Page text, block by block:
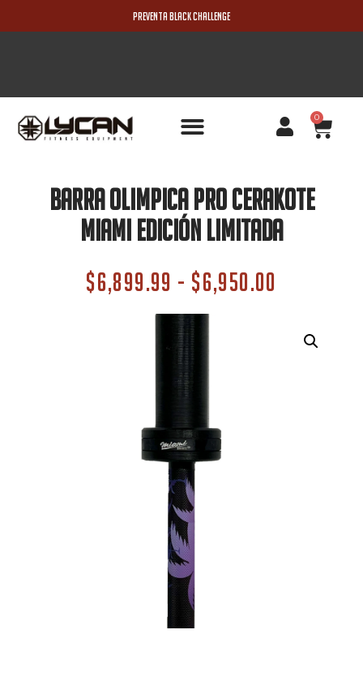
PREVENTA BLACK CHALLENGE
0
Barra Olimpica Pro Cerakote
Miami Edición Limitada
$6,899.99 - $6,950.00